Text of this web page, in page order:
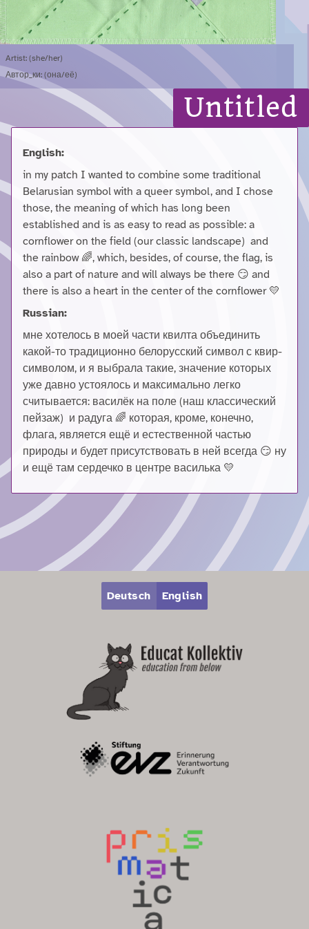
Artist: (she/her)
Автор_ки: (она/её)
Untitled
English:
in my patch I wanted to combine some traditional
Belarusian symbol with a queer symbol, and I chose
those, the meaning of which has long been
established and is as easy to read as possible: a
cornflower on the field (our classic landscape) and
the rainbow 🌈, which, besides, of course, the flag, is
also a part of nature and will always be there 😏 and
there is also a heart in the center of the cornflower 💛
Russian:
мне хотелось в моей части квилта объединить
какой-то традиционно белорусский символ с квир-
символом, и я выбрала такие, значение которых
уже давно устоялось и максимально легко
считывается: василёк на поле (наш классический
пейзаж) и радуга 🌈 которая, кроме, конечно,
флага, является ещё и естественной частью
природы и будет присутствовать в ней всегда 😏 ну
и ещё там сердечко в центре василька 💛
Zum Hauptbereich springen
Zum Hauptmenü springen
Deutsch
English